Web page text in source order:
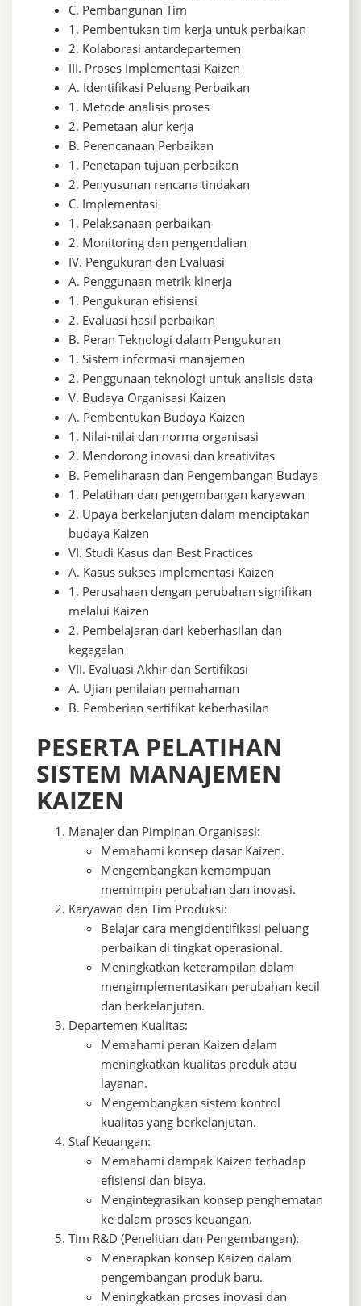
C. Pembangunan Tim
1. Pembentukan tim kerja untuk perbaikan
2. Kolaborasi antardepartemen
III. Proses Implementasi Kaizen
A. Identifikasi Peluang Perbaikan
1. Metode analisis proses
2. Pemetaan alur kerja
B. Perencanaan Perbaikan
1. Penetapan tujuan perbaikan
2. Penyusunan rencana tindakan
C. Implementasi
1. Pelaksanaan perbaikan
2. Monitoring dan pengendalian
IV. Pengukuran dan Evaluasi
A. Penggunaan metrik kinerja
1. Pengukuran efisiensi
2. Evaluasi hasil perbaikan
B. Peran Teknologi dalam Pengukuran
1. Sistem informasi manajemen
2. Penggunaan teknologi untuk analisis data
V. Budaya Organisasi Kaizen
A. Pembentukan Budaya Kaizen
1. Nilai-nilai dan norma organisasi
2. Mendorong inovasi dan kreativitas
B. Pemeliharaan dan Pengembangan Budaya
1. Pelatihan dan pengembangan karyawan
2. Upaya berkelanjutan dalam menciptakan
budaya Kaizen
VI. Studi Kasus dan Best Practices
A. Kasus sukses implementasi Kaizen
1. Perusahaan dengan perubahan signifikan
melalui Kaizen
2. Pembelajaran dari keberhasilan dan
kegagalan
VII. Evaluasi Akhir dan Sertifikasi
A. Ujian penilaian pemahaman
B. Pemberian sertifikat keberhasilan
PESERTA PELATIHAN
SISTEM MANAJEMEN
KAIZEN
Manajer dan Pimpinan Organisasi:
Memahami konsep dasar Kaizen.
Mengembangkan kemampuan
memimpin perubahan dan inovasi.
Karyawan dan Tim Produksi:
Belajar cara mengidentifikasi peluang
perbaikan di tingkat operasional.
Meningkatkan keterampilan dalam
mengimplementasikan perubahan kecil
dan berkelanjutan.
Departemen Kualitas:
Memahami peran Kaizen dalam
meningkatkan kualitas produk atau
layanan.
Mengembangkan sistem kontrol
kualitas yang berkelanjutan.
Staf Keuangan:
Memahami dampak Kaizen terhadap
efisiensi dan biaya.
Mengintegrasikan konsep penghematan
ke dalam proses keuangan.
Tim R&D (Penelitian dan Pengembangan):
Menerapkan konsep Kaizen dalam
pengembangan produk baru.
Meningkatkan proses inovasi dan